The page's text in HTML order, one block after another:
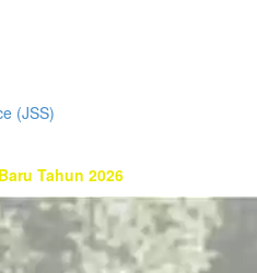
(JSS)
Tahun 2026